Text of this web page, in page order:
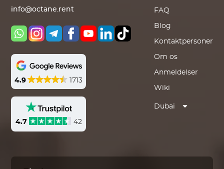
info@octane.rent
4.9 1713
4.7 42
FAQ
Blog
Kontaktpersoner
Om os
Anmeldelser
Wiki
Dubai